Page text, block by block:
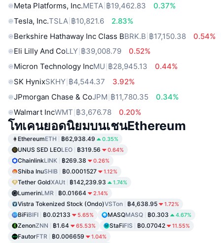
Meta Platforms, Inc.META ฿19,462.83
0.37%
Tesla, Inc.TSLA ฿10,821.6
2.83%
Berkshire Hathaway Inc Class BBRK.B ฿17,150.38
0.54%
Eli Lilly And CoLLY ฿39,008.79
0.52%
Micron Technology IncMU ฿28,945.13
0.44%
SK HynixSKHY ฿4,544.37
3.92%
JPmorgan Chase & CoJPM ฿11,780.35
0.34%
Walmart IncWMT ฿3,676.78 0.20%
โทเคนยอดนิยมบนเชนEthereum
EthereumETH ฿62,938.49 0.35%
UNUS SED LEOLEO ฿319.56 0.64%
ChainlinkLINK ฿269.38 0.26%
Shiba InuSHIB ฿0.0001527 1.12%
Tether GoldXAUt ฿142,239.93 1.74%
LumerinLMR ฿0.01664 2.14%
Vistra Tokenized Stock (Ondo)VSTon ฿4,638.95 1.72%
BiFiBIFI ฿0.02133 5.65% MASQMASQ ฿0.303 4.67%
ZenonZNN ฿1.64 65.53% StaFiFIS ฿0.07042 11.55%
FautorFTR ฿0.006659 1.04%